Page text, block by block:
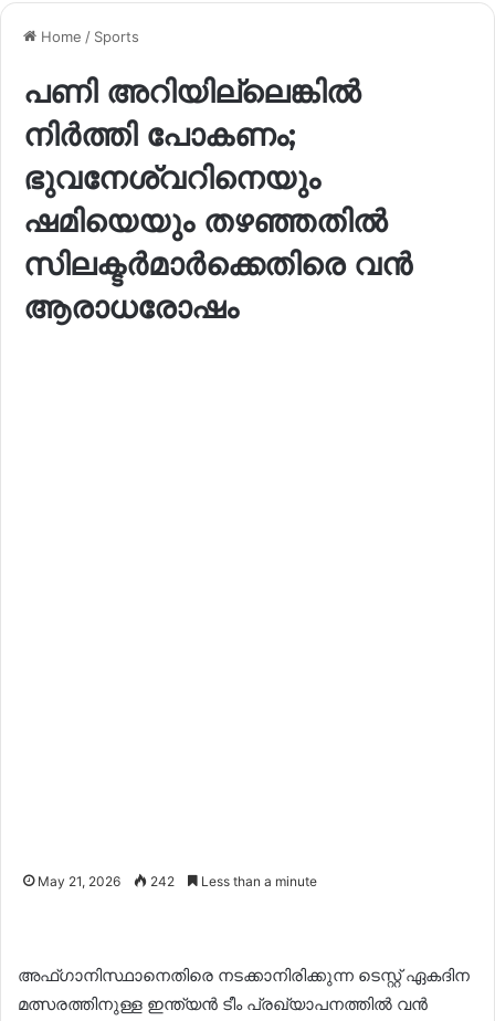
Home / Sports
പണി അറിയില്ലെങ്കിൽ
നിർത്തി പോകണം;
ഭുവനേശ്വറിനെയും
ഷമിയെയും തഴഞ്ഞതിൽ
സിലക്ടർമാർക്കെതിരെ വൻ
ആരാധരോഷം
May 21, 2026 242 Less than a minute
അഫ്ഗാനിസ്ഥാനെതിരെ നടക്കാനിരിക്കുന്ന ടെസ്റ്റ് ഏകദിന
മത്സരത്തിനുള്ള ഇന്ത്യൻ ടീം പ്രഖ്യാപനത്തിൽ വൻ